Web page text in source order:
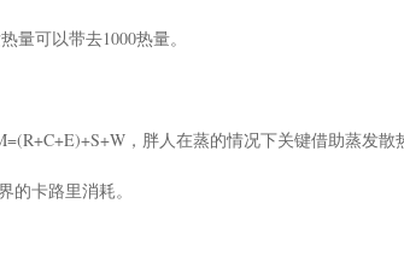
量可以带去1000热量。
，胖人在蒸的情况下关键借助蒸发
的卡路里消耗。